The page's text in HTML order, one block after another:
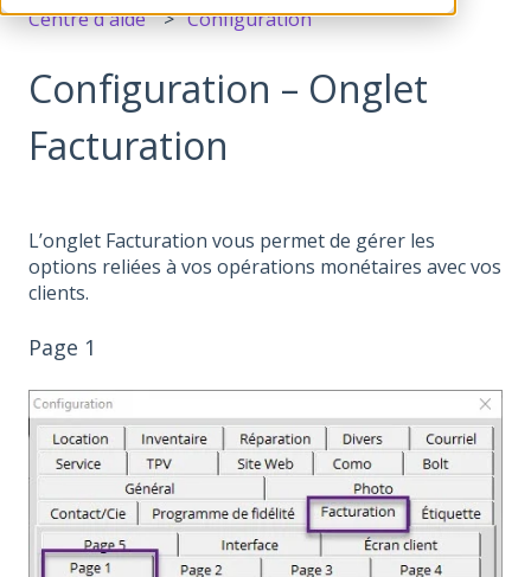
Centre d'aide Configuration
Configuration – Onglet
Facturation
L’onglet Facturation vous permet de gérer les
options reliées à vos opérations monétaires avec vos
clients.
Page 1